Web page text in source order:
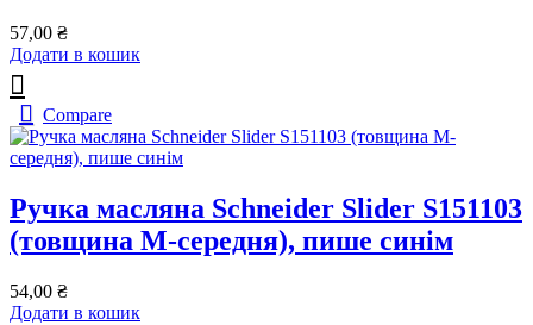
57,00 ₴
Додати в кошик
Compare
Ручка масляна Schneider Slider S151103
(товщина M-середня), пише синім
54,00 ₴
Додати в кошик